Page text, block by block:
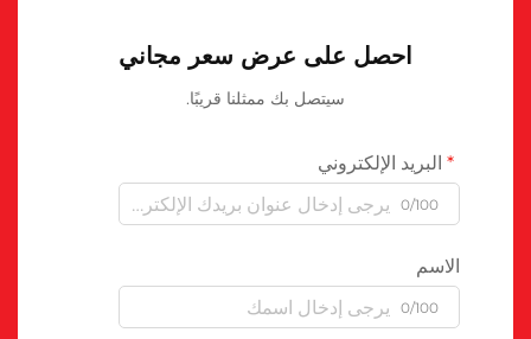
احصل على عرض سعر مجاني
سيتصل بك ممثلنا قريبًا.
البريد الإلكتروني
0/100
الاسم
0/100